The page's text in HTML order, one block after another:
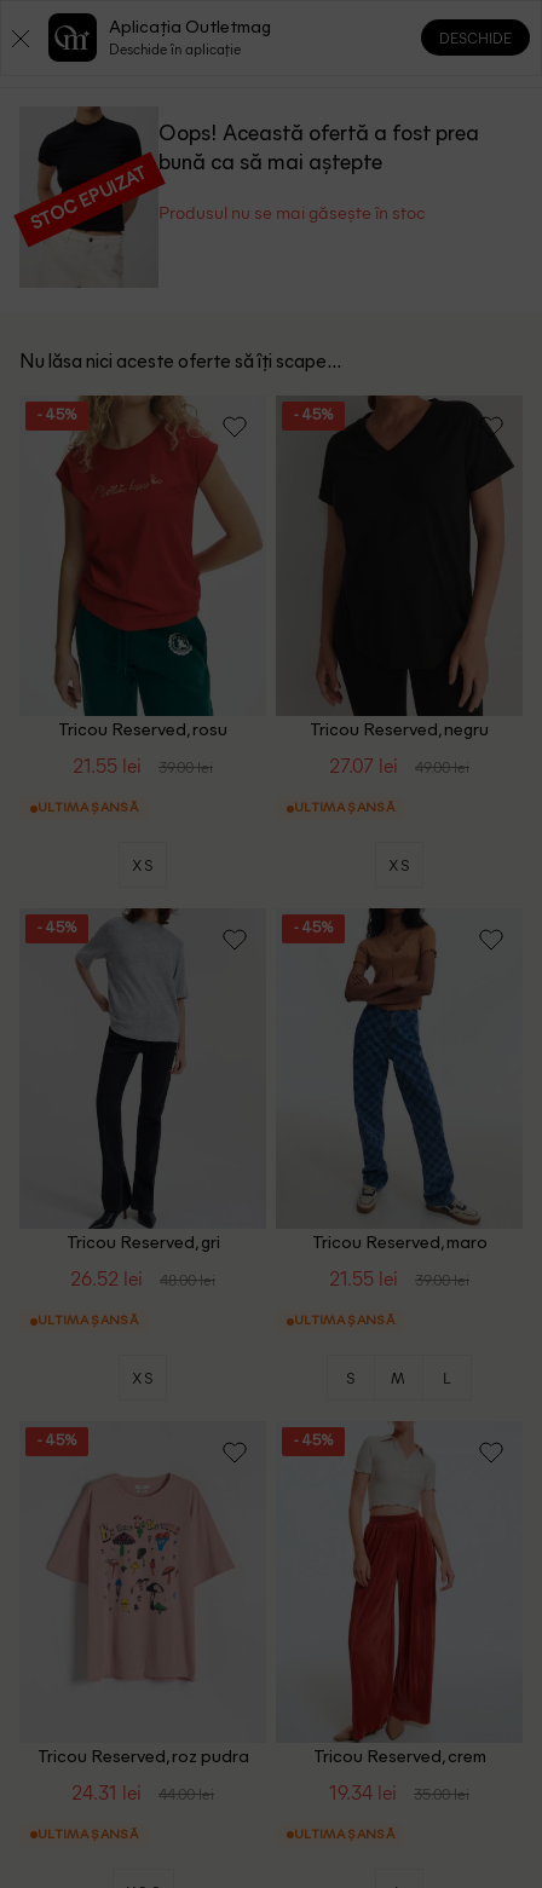
0 0
STOC EPUIZAT
Oops! Această ofertă a fost prea
bună ca să mai aștepte
Produsul nu se mai găsește în stoc
Nu lăsa nici aceste oferte să îți scape...
- 45%
Tricou Reserved, rosu
21.55 lei 39.00 lei
ULTIMA ȘANSĂ
XS
- 45%
Tricou Reserved, negru
27.07 lei 49.00 lei
ULTIMA ȘANSĂ
XS
- 45%
Tricou Reserved, gri
26.52 lei 48.00 lei
ULTIMA ȘANSĂ
XS
- 45%
Tricou Reserved, maro
21.55 lei 39.00 lei
ULTIMA ȘANSĂ
S M L
- 45%
Tricou Reserved, roz pudra
24.31 lei 44.00 lei
ULTIMA ȘANSĂ
- 45%
Tricou Reserved, crem
19.34 lei 35.00 lei
ULTIMA ȘANSĂ
Aplicația Outletmag
Deschide în aplicație
DESCHIDE